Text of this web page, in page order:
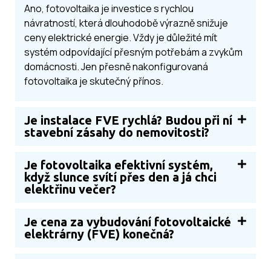
Ano, fotovoltaika je investice s rychlou
návratností, která dlouhodobě výrazně snižuje
ceny elektrické energie. Vždy je důležité mít
systém odpovídající přesným potřebám a zvykům
domácnosti. Jen přesně nakonfigurovaná
fotovoltaika je skutečný přínos.
Je instalace FVE rychlá? Budou při ní
stavební zásahy do nemovitosti?
Je fotovoltaika efektivní systém,
když slunce svítí přes den a já chci
elektřinu večer?
Je cena za vybudování fotovoltaické
elektrárny (FVE) konečná?